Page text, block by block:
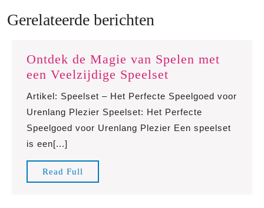
Gerelateerde berichten
Ontdek de Magie van Spelen met
een Veelzijdige Speelset
de
Magie
van
Spelen
Artikel: Speelset – Het Perfecte Speelgoed voor
Urenlang Plezier Speelset: Het Perfecte
Speelgoed voor Urenlang Plezier Een speelset
is een[...]
Read Full
Full